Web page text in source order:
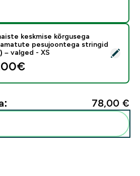
MP naiste keskmise kõrgusega
keskmise kõrgusega
pesujoontega stringid
– valged - XS
78,00 €‎